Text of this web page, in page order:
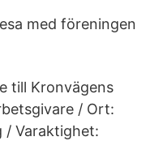
med föreningen
till Kronvägens
/ Ort:
/ Varaktighet: